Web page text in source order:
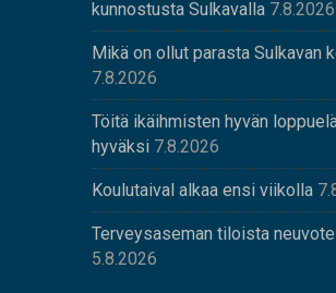
kunnostusta Sulkavalla 7.8.2026
Mikä on ollut parasta Sulkavan
7.8.2026
Töitä ikäihmisten hyvän
hyväksi 7.8.2026
Koulutaival alkaa ensi viikolla
Terveysaseman tiloista
5.8.2026